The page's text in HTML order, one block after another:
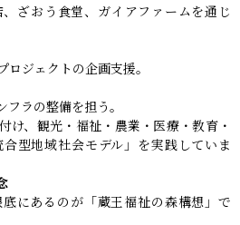
ざおう食堂、ガイアファームを通じ
ジェクトの企画支援。
ラの整備を担う。
け、観光・福祉・農業・医療・教育・
型地域社会モデル」を実践していま
にあるのが「蔵王福祉の森構想」で